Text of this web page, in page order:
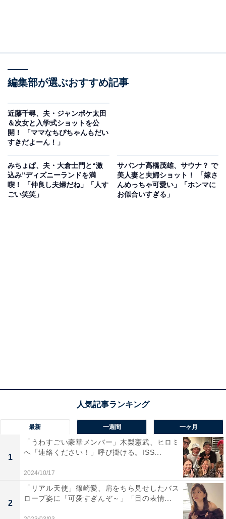
編集部が選ぶおすすめ記事
近藤千尋、夫・ジャンポケ太田
＆次女と入学式ショットを公
開！ 「ママなちぴちゃんもだい
すきだよーん！」
みちょぱ、夫・大倉士門と“激
込み”ディズニーランドを満
喫！ 「仲良し夫婦だね」「人す
ごい笑笑」
サバンナ高橋茂雄、サウナ？ で
美人妻と夫婦ショット！ 「嫁さ
んめっちゃ可愛い」「ホンマに
お似合いすぎる」
最新 一週間 一ヶ月
1
「うわすごい豪華メンバー」木梨憲武、ヒロミ
へ「連絡ください！」呼び掛ける。ISS...
2024/10/17
2
「リアル天使」篠崎愛、肩をちら見せしたバス
ローブ姿に「可愛すぎんぞ～」「目の表情...